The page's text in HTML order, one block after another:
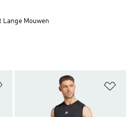
Op verlanglijst zetten
Mouwen